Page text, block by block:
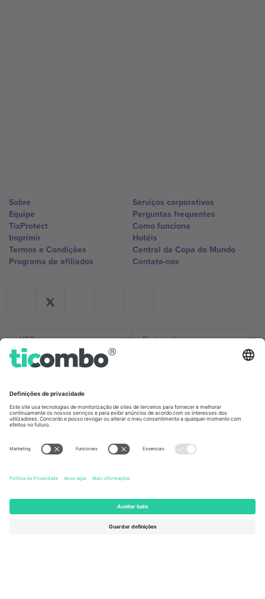
Sobre
Equipe
TixProtect
Imprimir
Termos e Condições
Programa de afiliados
Serviços corporativos
Perguntas frequentes
Como funciona
Hotéis
Central da Copa do Mundo
Contate-nos
Germany
Unter den Linden 24, 10117
United Kingdom
167 City Road, London, Greater
Kingdom
United States
Newark, Delaware 19713, United
States
Engelberg, Switzerland